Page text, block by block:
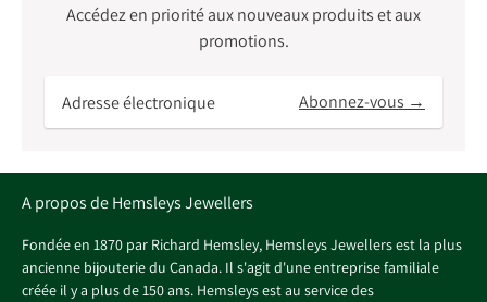
Accédez en priorité aux nouveaux produits et aux
promotions.
électronique
Abonnez-vous →
A propos de Hemsleys Jewellers
Fondée en 1870 par Richard Hemsley, Hemsleys Jewellers est la plus
ancienne bijouterie du Canada. Il s'agit d'une entreprise familiale
créée il y a plus de 150 ans. Hemsleys est au service des